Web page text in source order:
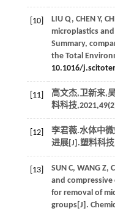
[10] LIU Q, CHEN Y,
microplastics
Summary,
the Total
10.1016/
[11] 高文杰,卫新来,
料科技,2021,49
[12]
李君薇.水体中
进展[J].塑料科技
[13] SUN C, WANG Z,
and
for removal of
groups[J].